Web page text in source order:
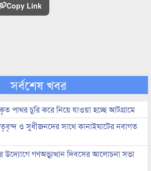
Copy Link
সর্বশেষ খবর
পাথর চুরি করে নিয়ে যাওয়া হচ্ছে আটগ্রামে
ও সুধীজনদের সাথে কানাইঘাটের নবাগত
উদ্যোগে গণঅভ্যুত্থান দিবসের আলোচনা সভা